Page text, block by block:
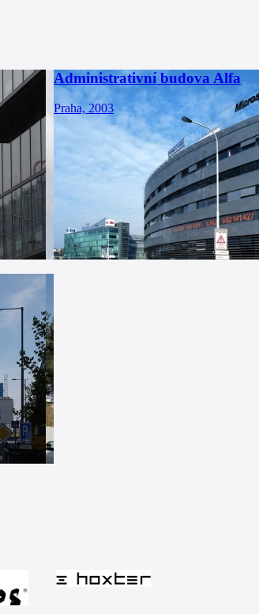
Administrativní budova Alfa
Praha, 2003